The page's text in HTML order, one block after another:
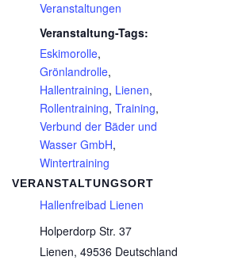
Veranstaltungen
Veranstaltung-Tags:
Eskimorolle,
Grönlandrolle,
Hallentraining, Lienen,
Rollentraining, Training,
Verbund der Bäder und
Wasser GmbH,
Wintertraining
VERANSTALTUNGSORT
Hallenfreibad Lienen
Holperdorp Str. 37
Lienen, 49536 Deutschland